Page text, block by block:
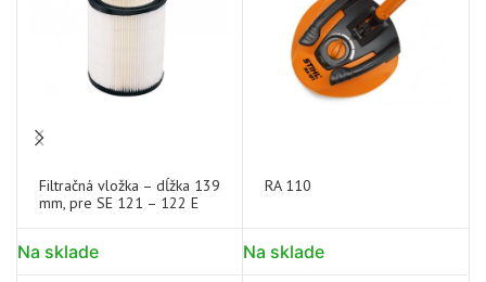
Filtračná vložka – dĺžka 139
mm, pre SE 121 – 122 E
Na sklade
RA 110
Na sklade